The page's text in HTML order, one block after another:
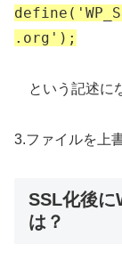
.org');
という記述に
3.ファイルを上
SSL化後
は？